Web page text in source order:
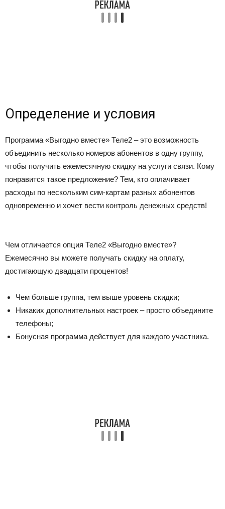
Определение и условия
Программа «Выгодно вместе» Теле2 – это возможность
объединить несколько номеров абонентов в одну группу,
чтобы получить ежемесячную скидку на услуги связи. Кому
понравится такое предложение? Тем, кто оплачивает
расходы по нескольким сим-картам разных абонентов
одновременно и хочет вести контроль денежных средств!
Чем отличается опция Теле2 «Выгодно вместе»?
Ежемесячно вы можете получать скидку на оплату,
достигающую двадцати процентов!
Чем больше группа, тем выше уровень скидки;
Никаких дополнительных настроек – просто объедините
телефоны;
Бонусная программа действует для каждого участника.